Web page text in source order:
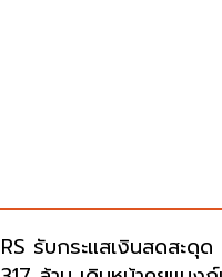
RS รับกระแสเงินสดสะดุ